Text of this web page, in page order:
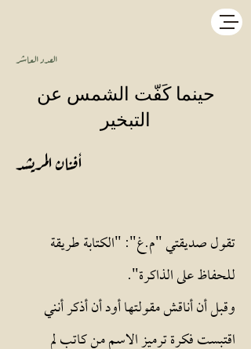
العدد العاشر
حينما كَفّت الشمس عن
التبخير
أفنان المريشد
تقول صديقتي "م.غ": "الكتابة طريقة
للحفاظ على الذاكرة".
وقبل أن أناقش مقولتها أود أن أذكر أنني
اقتبست فكرة ترميز الاسم من كاتب لم